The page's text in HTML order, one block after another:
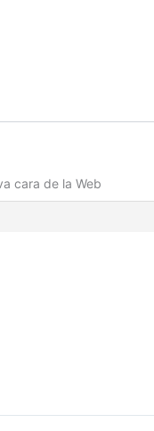
cara de la Web